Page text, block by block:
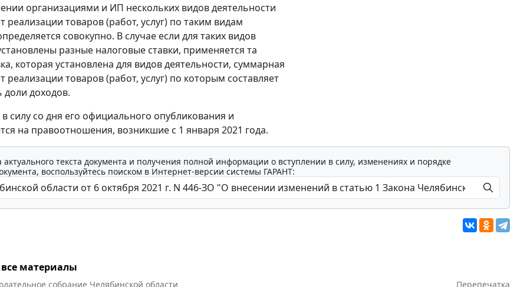
организациями и ИП нескольких видов деятельности
реализации товаров (работ, услуг) по таким видам
совокупно. В случае если для таких видов
разные налоговые ставки, применяется та
которая установлена для видов деятельности, суммарная
реализации товаров (работ, услуг) по которым составляет
доходов.
в силу со дня его официального опубликования и
на правоотношения, возникшие с 1 января 2021 года.
текста документа и получения полной информации о вступлении в силу, изменениях и порядке
воспользуйтесь поиском в Интернет-версии системы ГАРАНТ:
материалы
собрание Челябинской области Перепечатка